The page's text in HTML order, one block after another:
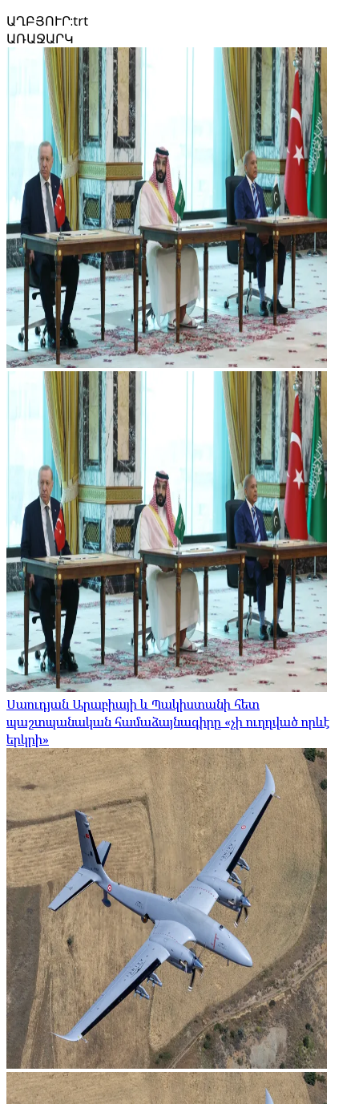
ԱՂԲՅՈՒՐ:trt
ԱՌԱՋԱՐԿ
Սաուդյան Արաբիայի և Պակիստանի հետ
պաշտպանական համաձայնագիրը «չի ուղղված որևէ
երկրի»